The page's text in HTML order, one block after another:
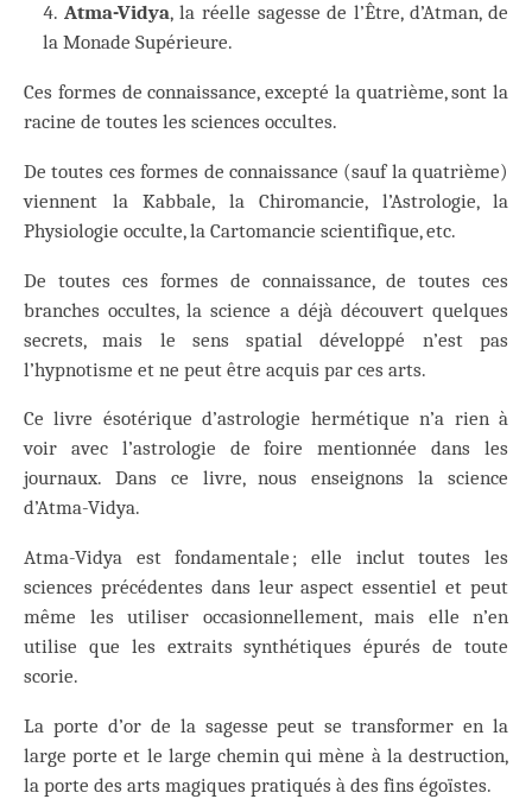
Atma-Vidya, la réelle sagesse de l’Être, d’Atman, de
la Monade Supérieure.
Ces formes de connaissance, excepté la quatrième, sont la
racine de toutes les sciences occultes.
De toutes ces formes de connaissance (sauf la quatrième)
viennent la Kabbale, la Chiromancie, l’Astrologie, la
Physiologie occulte, la Cartomancie scientifique, etc.
De toutes ces formes de connaissance, de toutes ces
branches occultes, la science a déjà découvert quelques
secrets, mais le sens spatial développé n’est pas
l’hypnotisme et ne peut être acquis par ces arts.
Ce livre ésotérique d’astrologie hermétique n’a rien à
voir avec l’astrologie de foire mentionnée dans les
journaux. Dans ce livre, nous enseignons la science
d’Atma-Vidya.
Atma-Vidya est fondamentale ; elle inclut toutes les
sciences précédentes dans leur aspect essentiel et peut
même les utiliser occasionnellement, mais elle n’en
utilise que les extraits synthétiques épurés de toute
scorie.
La porte d’or de la sagesse peut se transformer en la
large porte et le large chemin qui mène à la destruction,
la porte des arts magiques pratiqués à des fins égoïstes.